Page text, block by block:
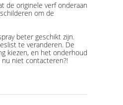
de originele verf onderaan
om de
beter geschikt zijn.
te veranderen. De
kiezen, en het onderhoud
niet contacteren?!